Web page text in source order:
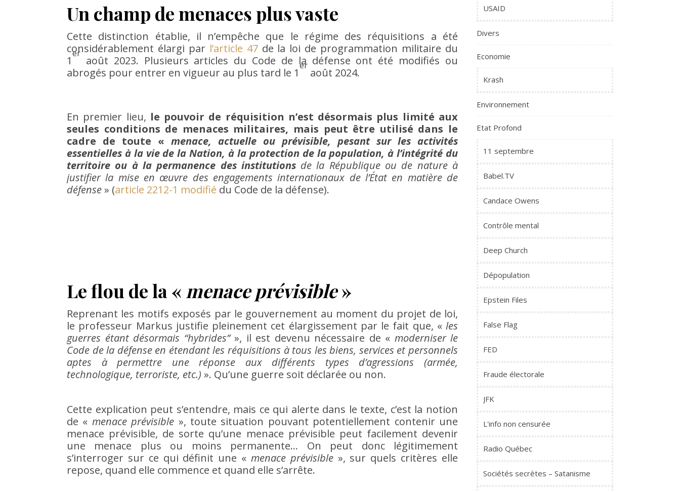
Un champ de menaces plus vaste
Cette distinction établie, il n’empêche que le régime des réquisitions a été
considérablement élargi parl’article 47de la loi de programmation militaire du
1
er
août 2023. Plusieurs articles du Code de la défense ont été modifiés ou
abrogés pour entrer en vigueur au plus tard le 1
er
août 2024.
En premier lieu, le pouvoir de réquisition n’est désormais plus limité aux
seules conditions de menaces militaires, mais peut être utilisé dans le
cadre de toute « menace, actuelle ou prévisible, pesant sur les activités
essentielles à la vie de la Nation, à la protection de la population, à l’intégrité du
territoire ou à la permanence des institutions de la République ou de nature à
justifier la mise en œuvre des engagements internationaux de l’État en matière de
défense» (article 2212-1 modifié du Code de la défense).
Le flou de la « menace prévisible»
Reprenant les motifs exposés par le gouvernement au moment du projet de loi,
le professeur Markus justifie pleinement cet élargissement par le fait que, « les
guerres étant désormais “hybrides”», il est devenu nécessaire de « moderniser le
Code de la défense en étendant les réquisitions à tous les biens, services et personnels
aptes à permettre une réponse aux différents types d’agressions (armée,
technologique, terroriste, etc.) ». Qu’une guerre soit déclarée ou non.
Cette explication peut s’entendre, mais ce qui alerte dans le texte, c’est la notion
de « menace prévisible », toute situation pouvant potentiellement contenir une
menace prévisible, de sorte qu’une menace prévisible peut facilement devenir
une menace plus ou moins permanente… On peut donc légitimement
s’interroger sur ce qui définit une « menace prévisible», sur quels critères elle
repose, quand elle commence et quand elle s’arrête.
USAID
Divers
Economie
Krash
Environnement
Etat Profond
11 septembre
Babel.TV
Candace Owens
Contrôle mental
Deep Church
Dépopulation
Epstein Files
False Flag
FED
Fraude électorale
JFK
L'info non censurée
Radio Québec
Sociétés secrètes – Satanisme